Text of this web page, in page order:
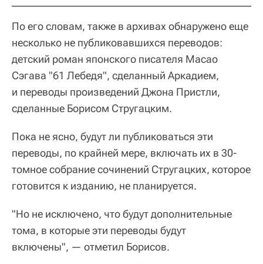
По его словам, также в архивах обнаружено еще
несколько не публиковавшихся переводов:
детский роман японского писателя Macao
Сэгава "61 Лебедя", сделанный Аркадием,
и переводы произведений Джона Пристли,
сделанные Борисом Стругацким.
Пока не ясно, будут ли публиковаться эти
переводы, по крайней мере, включать их в 30-
томное собрание сочинений Стругацких, которое
готовится к изданию, не планируется.
"Но не исключено, что будут дополнительные
тома, в которые эти переводы будут
включены", — отметил Борисов.